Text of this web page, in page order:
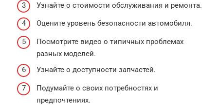
Узнайте о стоимости обслуживания и ремонта.
Оцените уровень безопасности автомобиля.
Посмотрите видео о типичных проблемах
разных моделей.
Узнайте о доступности запчастей.
Подумайте о своих потребностях и
предпочтениях.